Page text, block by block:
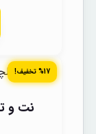
%17 تخفیف!
نت و